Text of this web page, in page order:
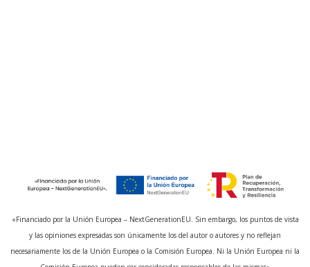
«Financiado por la Unión Europea – NextGenerationEU. Sin embargo, los puntos de vista
y las opiniones expresadas son únicamente los del autor o autores y no reflejan
necesariamente los de la Unión Europea o la Comisión Europea. Ni la Unión Europea ni la